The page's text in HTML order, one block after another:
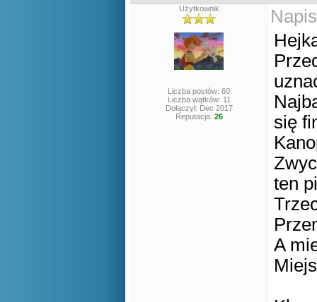
Użytkownik
Liczba postów: 60
Liczba wątków: 11
Dołączył: Dec 2017
Reputacja: 26
się
ten
A